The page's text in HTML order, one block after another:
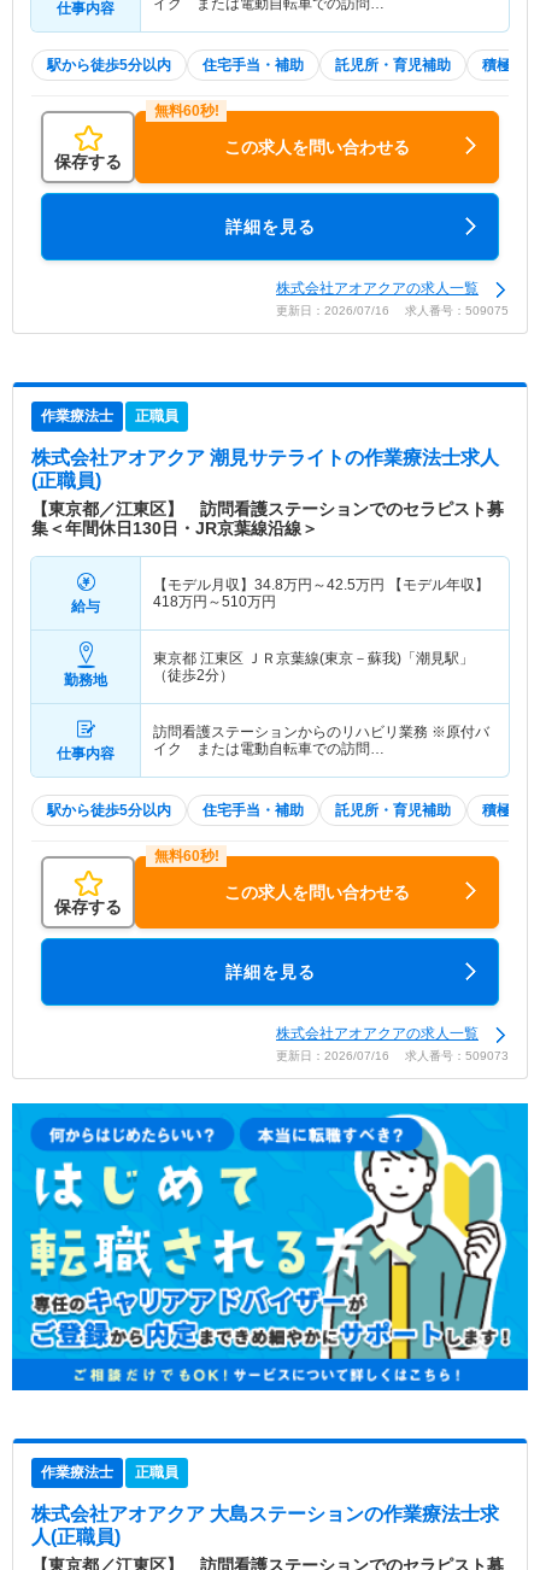
仕事内容
イク または電動自転車での訪問…
駅から徒歩5分以内 住宅手当・補助 託児所・育児補助 積極採
保存する
この求人を問い合わせる
詳細を見る
株式会社アオアクアの求人一覧
更新日：2026/07/16 求人番号：509075
作業療法士 正職員
株式会社アオアクア 潮見サテライトの作業療法士求人
(正職員)
【東京都／江東区】 訪問看護ステーションでのセラピスト募
集＜年間休日130日・JR京葉線沿線＞
給与
【モデル月収】 34.8万円～42.5万円
【モデル年収】
418万円～510万円
勤務地
東京都 江東区 ＪＲ京葉線(東京－蘇我)「潮見駅」
（徒歩2分）
仕事内容
訪問看護ステーションからのリハビリ業務 ※原付バ
イク または電動自転車での訪問…
駅から徒歩5分以内 住宅手当・補助 託児所・育児補助 積極採
保存する
この求人を問い合わせる
詳細を見る
株式会社アオアクアの求人一覧
更新日：2026/07/16 求人番号：509073
作業療法士 正職員
株式会社アオアクア 大島ステーションの作業療法士求
人(正職員)
【東京都／江東区】 訪問看護ステーションでのセラピスト募